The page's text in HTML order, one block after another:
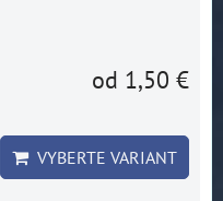
od 1,50 €
VYBERTE VARIANT